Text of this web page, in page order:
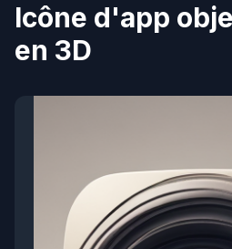
Icône d'app
en 3D